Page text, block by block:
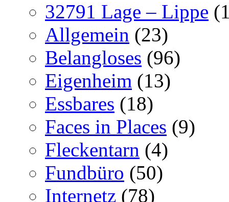
32791 Lage – Lippe
Allgemein (23)
Belangloses (96)
Eigenheim (13)
Essbares (18)
Faces in Places (9)
Fleckentarn (4)
Fundbüro (50)
Internetz (78)